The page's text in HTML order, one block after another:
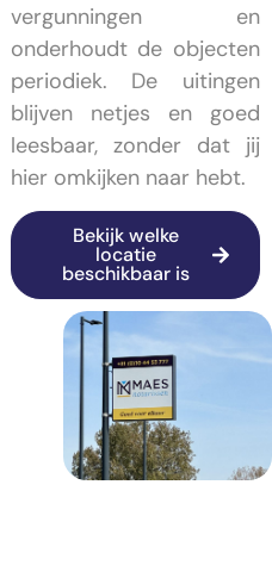
vergunningen en
onderhoudt de objecten
periodiek. De uitingen
blijven netjes en goed
leesbaar, zonder dat jij
hier omkijken naar hebt.
Bekijk welke
locatie
beschikbaar is